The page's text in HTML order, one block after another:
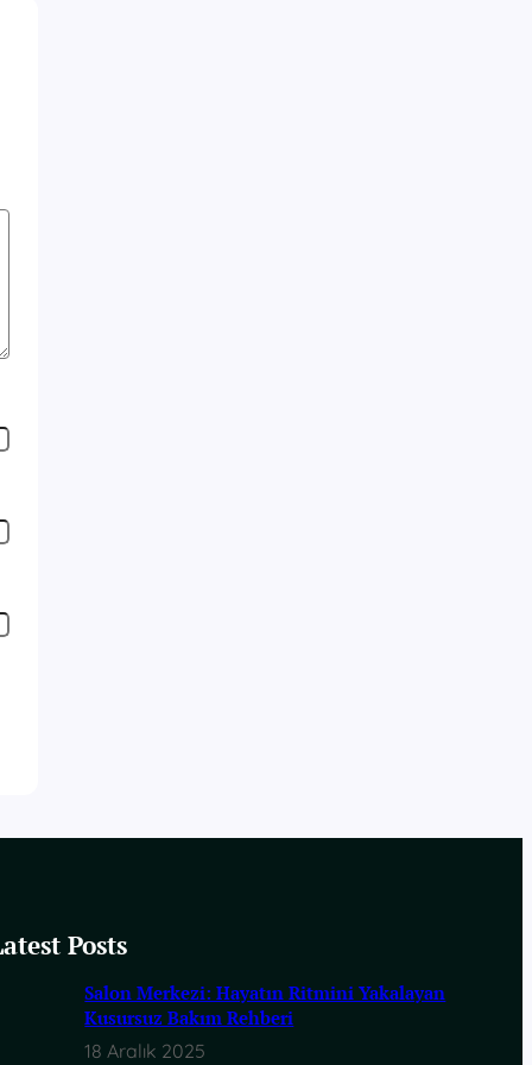
Posts
Salon Merkezi: Hayatın Ritmini Yakalayan
Kusursuz Bakım Rehberi
18 Aralık 2025